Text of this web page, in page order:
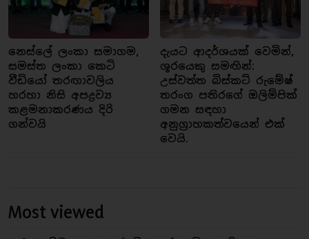
නෙස්ලේ ලංකා සමාගම,
සමස්ත ලංකා කෙටි
වීඩියෝ තරඟාවලිය
හරහා නිසි අපද්‍රව්‍ය
කළමනාකරණය දිරි
ගන්වයි
දැයට ආදර්ශයක් වෙමින්,
ශූරයෙකු සමඟින්:
උස්වත්ත බිස්කට් රුමේෂ්
තරංග පතිරගේ ඔලිම්පික්
ගමන සඳහා
අනුග්‍රාහකත්වයෙන් එක්
වෙයි.
Most viewed